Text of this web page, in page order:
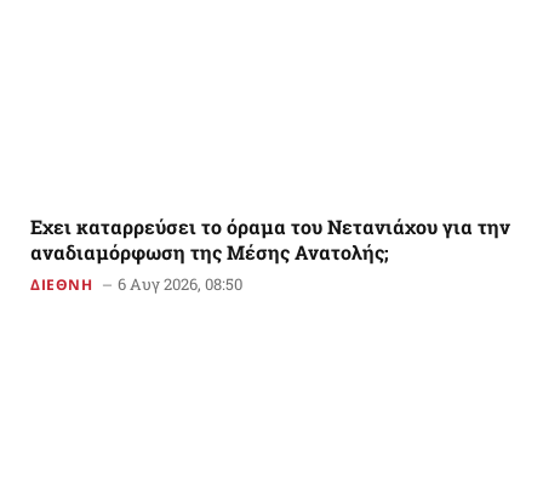
Εχει καταρρεύσει το όραμα του Νετανιάχου για την
αναδιαμόρφωση της Μέσης Ανατολής;
ΔΙΕΘΝΗ 6 Αυγ 2026, 08:50